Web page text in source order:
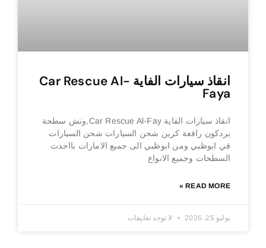
انقاذ سيارات الفاية Car Rescue Al-
Faya
انقاذ سيارات الفاية Car Rescue Al-Fay,ونش سطحة
بردكون رافعة كرين شحن السيارات شحن السيارات
في ابوظبي ومن ابوظبي الى جميع الامارات بااحدث
السطحات وجميع الانواع
READ MORE »
يوليو 25, 2026 لا توجد تعليقات